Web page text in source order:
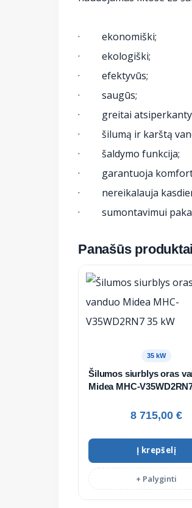
· ekonomiški;
· ekologiški;
· efektyvūs;
· saugūs;
· greitai
· šilumą ir karštą
· šaldymo funkcija;
· garantuoja
· nereikalauja
· sumontavimui
Panašūs produktai
35 kW
Šilumos siurblys oras
Midea MHC-
8 715,00 €
Į krepšelį
+ Palyginti